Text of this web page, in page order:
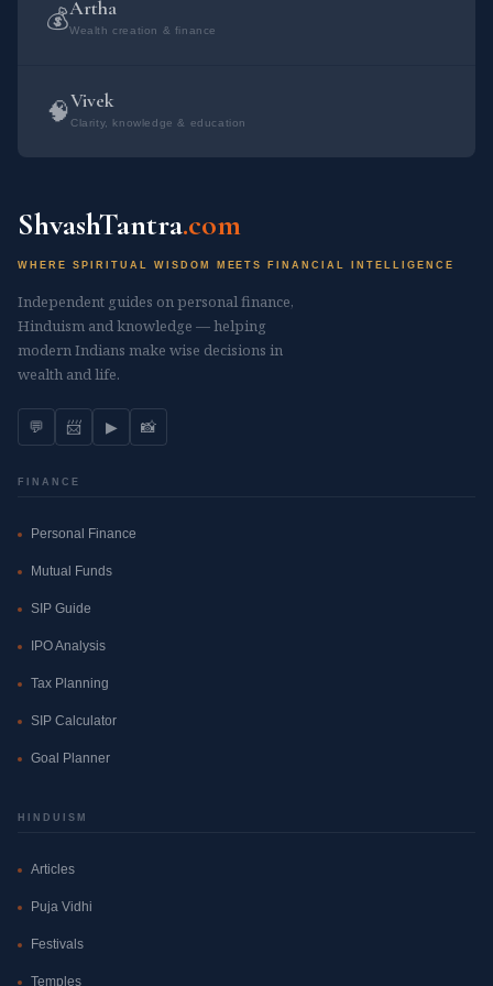
जागृहि त्वमिष्टापूर्ते स सृजेथामयं च। अस्मिन्त्सधस्थे अध्युत्तरस्मिन् विश्वे देवा
यजमानश्च स...
💰Artha
Wealth creation & finance
🧠Vivek
Clarity, knowledge & education
ShvashTantra.com
WHERE SPIRITUAL WISDOM MEETS FINANCIAL INTELLIGENCE
Independent guides on personal finance,
Hinduism and knowledge — helping
modern Indians make wise decisions in
wealth and life.
💬 📨 ▶ 📸
FINANCE
Personal Finance
Mutual Funds
SIP Guide
IPO Analysis
Tax Planning
SIP Calculator
Goal Planner
HINDUISM
Articles
Puja Vidhi
Festivals
Temples